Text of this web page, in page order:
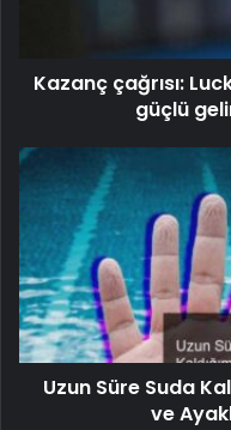
Kazanç çağrısı:
güçlü
Uzun Süre Suda
ve